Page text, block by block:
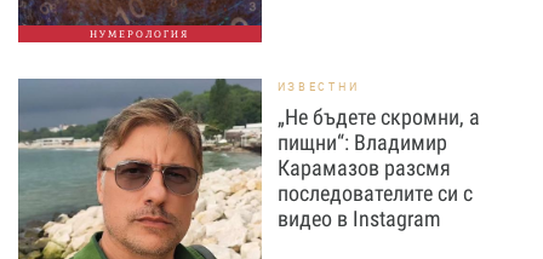
НУМЕРОЛОГИЯ
ИЗВЕСТНИ
„Не бъдете скромни, а
пищни“: Владимир
Карамазов разсмя
последователите си с
видео в Instagram